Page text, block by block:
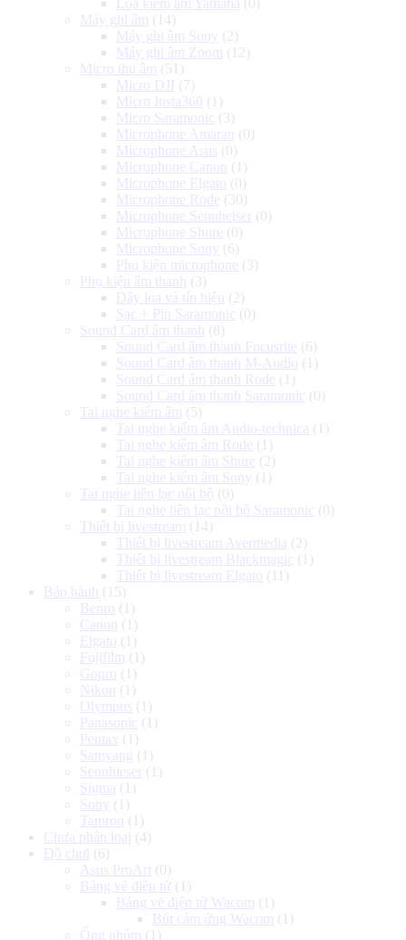
Máy ghi âm (14)
Máy ghi âm Sony (2)
Máy ghi âm Zoom (12)
Micro thu âm (51)
Micro DJI (7)
Micro Insta360 (1)
Micro Saramonic (3)
Microphone Amaran
(0)
Microphone Asus (0)
Microphone Canon
(1)
Microphone Elgato (0)
Microphone Rode (30)
Microphone Sennheiser
(0)
Microphone Shure (0)
Microphone Sony (6)
Phụ kiện microphone (3)
Phụ kiện âm thanh
(3)
Dây loa và tín hiệu
(2)
Sạc + Pin Saramonic (0)
Sound Card âm thanh
(8)
Sound Card âm thanh Focusrite (6)
Sound Card âm thanh M-Audio (1)
Sound Card âm thanh Rode (1)
Sound Card âm thanh Saramonic (0)
Tai nghe kiểm âm (5)
Tai nghe kiểm âm Audio-technica (1)
Tai nghe kiểm âm Rode (1)
Tai nghe kiểm âm Shure (2)
Tai nghe kiểm âm Sony (1)
Tai nghe liên lạc nội bộ (0)
Tai nghe liên lạc nội bộ Saramonic (0)
Thiết bị livestream (14)
Thiết bị livestream Avermedia (2)
Thiết bị livestream Blackmagic (1)
Thiết bị livestream Elgato (11)
Bảo hành
(15)
Benro (1)
Canon
(1)
Elgato (1)
Fujifilm (1)
Gopro (1)
Nikon
(1)
Olympus (1)
Panasonic (1)
Pentax (1)
Samyang (1)
Sennhieser
(1)
Sigma (1)
Sony (1)
Tamron
(1)
Chưa phân loại (4)
Đồ chơi (6)
Asus ProArt (0)
Bảng vẽ điện tử (1)
Bảng vẽ điện tử Wacom (1)
Bút cảm ứng Wacom (1)
Ống nhòm (1)